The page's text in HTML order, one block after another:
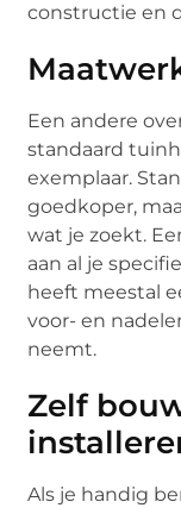
constructie en
Een andere
standaard
exemplaar.
goedkoper,
wat je zoekt.
aan al je
heeft meestal
voor- en
neemt.
Zelf
Als je handig